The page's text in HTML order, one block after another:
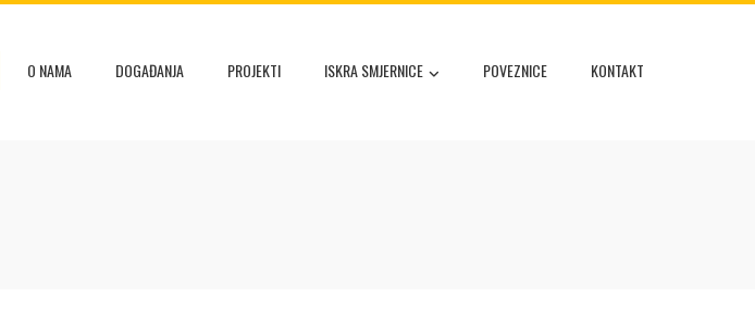
O NAMA DOGAĐANJA PROJEKTI ISKRA SMJERNICE POVEZNICE KONTAKT